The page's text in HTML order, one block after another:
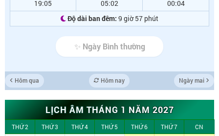
19:05
05:02
00:04
Độ dài ban đêm: 9 giờ 57 phút
✨ Ngày Bình thường
Hôm qua Hôm nay Ngày mai
LỊCH ÂM THÁNG 1 NĂM 2027
THỨ 2 THỨ 3 THỨ 4 THỨ 5 THỨ 6 THỨ 7 CN